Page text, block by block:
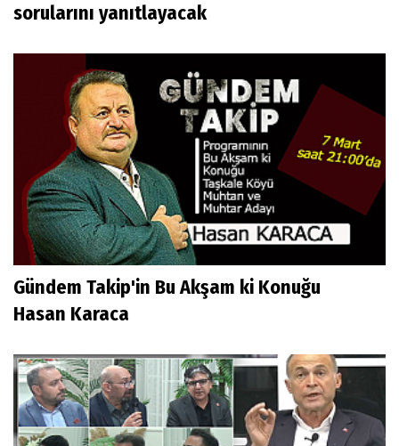
sorularını yanıtlayacak
Gündem Takip'in Bu Akşam ki Konuğu
Hasan Karaca